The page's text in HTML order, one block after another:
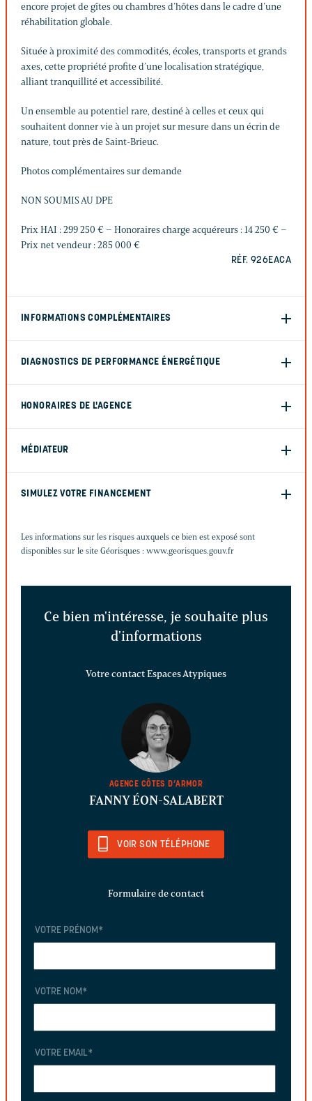
encore projet de gîtes ou chambres d’hôtes dans le cadre d’une
réhabilitation globale.
Située à proximité des commodités, écoles, transports et grands
axes, cette propriété profite d’une localisation stratégique,
alliant tranquillité et accessibilité.
Un ensemble au potentiel rare, destiné à celles et ceux qui
souhaitent donner vie à un projet sur mesure dans un écrin de
nature, tout près de Saint-Brieuc.
Photos complémentaires sur demande
NON SOUMIS AU DPE
Prix HAI : 299 250 € – Honoraires charge acquéreurs : 14 250 € –
Prix net vendeur : 285 000 €
RÉF. 926EACA
INFORMATIONS COMPLÉMENTAIRES
DIAGNOSTICS DE PERFORMANCE ÉNERGÉTIQUE
HONORAIRES DE L'AGENCE
MÉDIATEUR
SIMULEZ VOTRE FINANCEMENT
Les informations sur les risques auxquels ce bien est exposé sont
disponibles sur le site Géorisques : www.georisques.gouv.fr
Ce bien m'intéresse, je souhaite plus
d'informations
Votre contact Espaces Atypiques
AGENCE CÔTES D’ARMOR
FANNY ÉON-SALABERT
VOIR SON TÉLÉPHONE
Formulaire de contact
VOTRE PRÉNOM*
VOTRE NOM*
VOTRE EMAIL*